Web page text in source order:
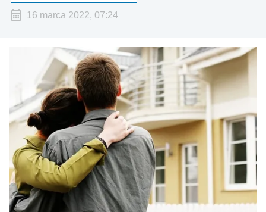
16 marca 2022, 07:24